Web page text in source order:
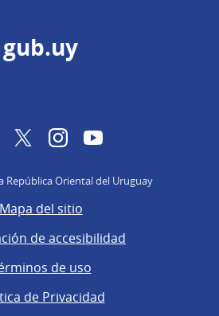
gub.uy
FacebookTwitterInstagramYouTube
República Oriental del Uruguay
Mapa del sitio
de accesibilidad
de uso
de Privacidad